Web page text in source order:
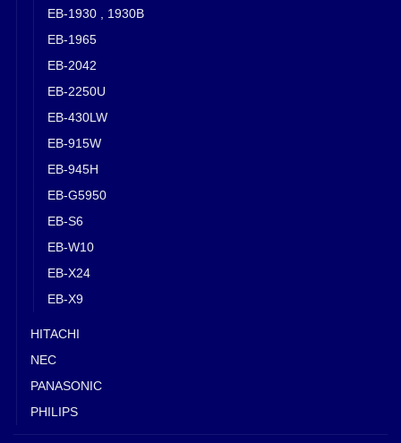
EB-1930 , 1930B
EB-1965
EB-2042
EB-2250U
EB-430LW
EB-915W
EB-945H
EB-G5950
EB-S6
EB-W10
EB-X24
EB-X9
HITACHI
NEC
PANASONIC
PHILIPS